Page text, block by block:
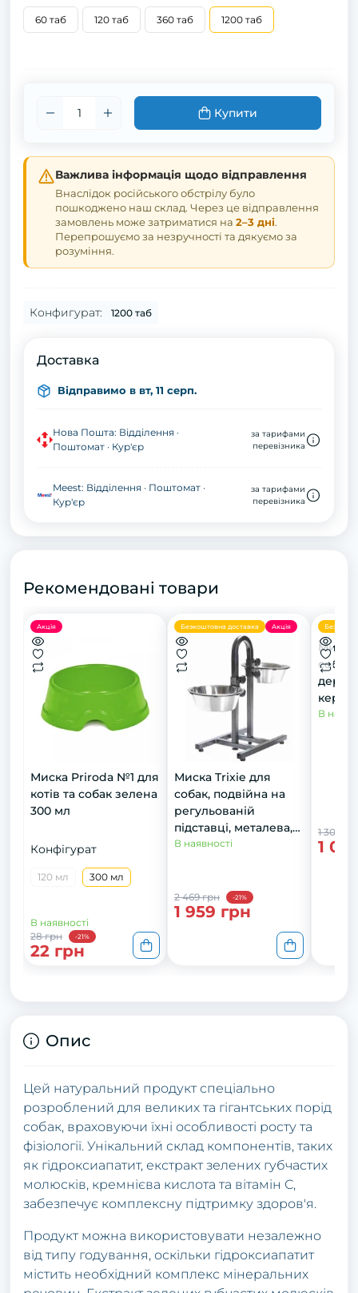
60 таб 120 таб 360 таб 1200 таб
Купити
Важлива інформація щодо відправлення
Внаслідок російського обстрілу було
пошкоджено наш склад. Через це відправлення
замовлень може затриматися на 2–3 дні.
Перепрошуємо за незручності та дякуємо за
розуміння.
Конфигурат: 1200 таб
Доставка
Відправимо в вт, 11 серп.
Нова Пошта: Відділення ·
Поштомат · Кур'єр
за тарифами
перевізника
Meest: Відділення · Поштомат ·
Кур'єр
за тарифами
перевізника
Рекомендовані товари
Акція
Миска Priroda №1 для
котів та собак зелена
300 мл
Конфігурат
120 мл 300 мл
В наявності
28 грн
-21%
22 грн
Безкоштовна доставка Акція
Миска Trixie для
собак, подвійна на
регульованій
підставці, металева,
24 см, 2х2.8 л
В наявності
2 469 грн -21%
1 959 грн
собак,
см,
В
1 309
1
Опис
Цей натуральний продукт спеціально
розроблений для великих та гігантських порід
собак, враховуючи їхні особливості росту та
фізіології. Унікальний склад компонентів, таких
як гідроксиапатит, екстракт зелених губчастих
молюсків, кремнієва кислота та вітамін С,
забезпечує комплексну підтримку здоров'я.
Продукт можна використовувати незалежно
від типу годування, оскільки гідроксиапатит
містить необхідний комплекс мінеральних